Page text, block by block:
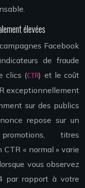
élevées
Facebook
de fraude
clics (CTR) et le coût
exceptionnellement
sur des publics
repose sur un
titres
« normal » varie
vous observez
par rapport à votre